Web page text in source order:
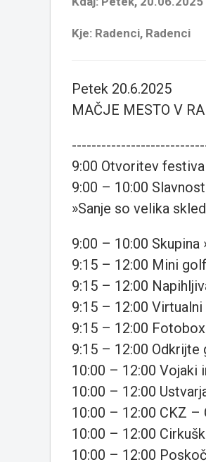
Kje: Radenci, Radenci
Petek 20.6.2025
MAČJE MESTO V
9:00 Otvoritev
9:00 – 10:00
»Sanje so velika
9:00 – 10:00 Skupina
9:15 – 12:00 Mini golf
9:15 – 12:00
9:15 – 12:00
9:15 – 12:00
9:15 – 12:00
10:00 – 12:00 Vojaki
10:00 – 12:00
10:00 – 12:00 CKZ –
10:00 – 12:00
10:00 – 12:00